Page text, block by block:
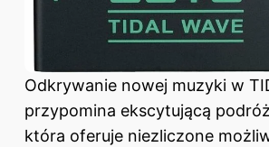
Odkrywanie nowej muzyki w
przypomina ekscytującą
która oferuje niezliczone